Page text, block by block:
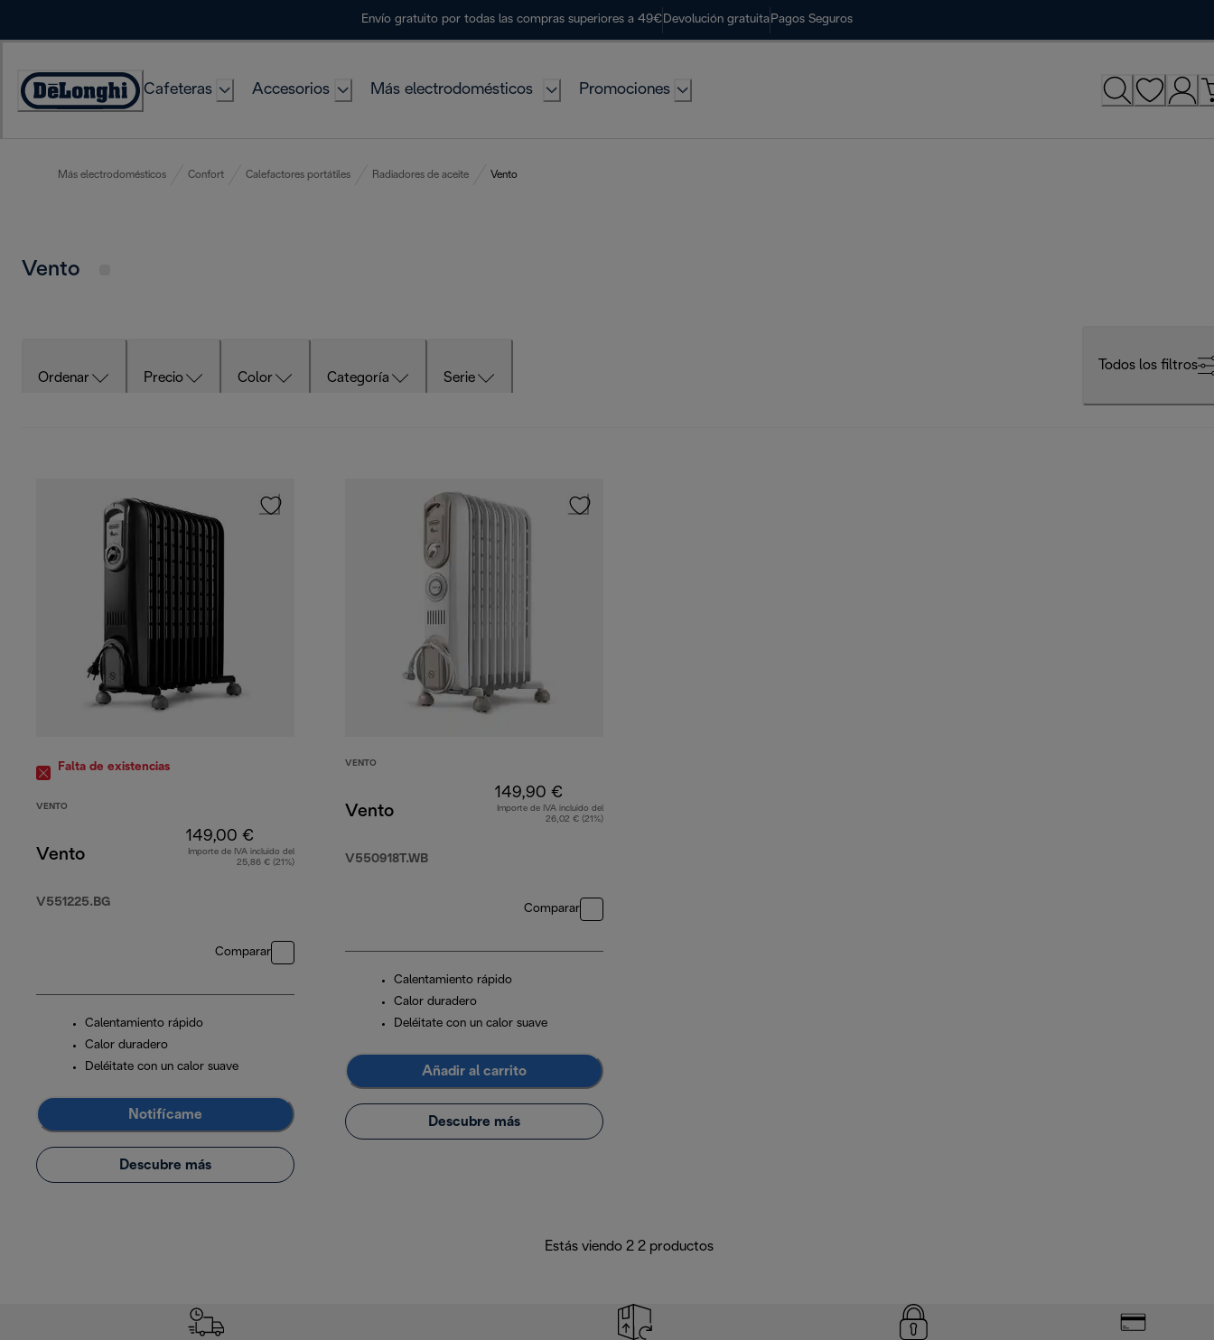
Envío gratuito por todas las compras superiores a 49€ Devolución gratuita Pagos Seguros
Accessibility
Cafeteras Accesorios Más electrodomésticos Promociones
Más electrodomésticos Confort Calefactores portátiles Radiadores de aceite Vento
Vento
Ordenar Precio Color Categoría Serie
Todos los filtros
Falta de existencias
VENTO
Vento
V551225.BG
149,00 €
Importe de IVA incluido del
25,86 € (21%)
Comparar
Calentamiento rápido
Calor duradero
Deléitate con un calor suave
Notifícame
Descubre más
VENTO
Vento
V550918T.WB
149,90 €
Importe de IVA incluido del
26,02 € (21%)
Comparar
Calentamiento rápido
Calor duradero
Deléitate con un calor suave
Añadir al carrito
Descubre más
Estás viendo 2 2 productos